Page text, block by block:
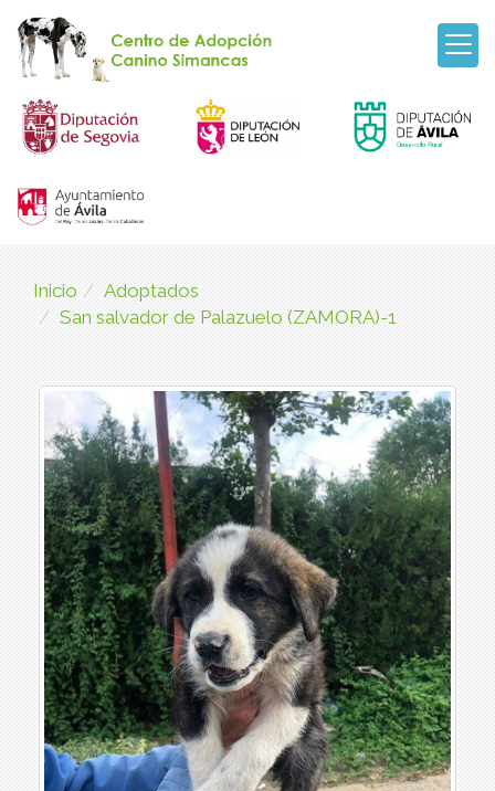
Inicio
Adoptados
San salvador de Palazuelo (ZAMORA)-1